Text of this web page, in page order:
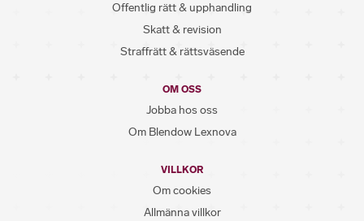
Offentlig rätt & upphandling
Skatt & revision
Straffrätt & rättsväsende
OM OSS
Jobba hos oss
Om Blendow Lexnova
VILLKOR
Om cookies
Allmänna villkor